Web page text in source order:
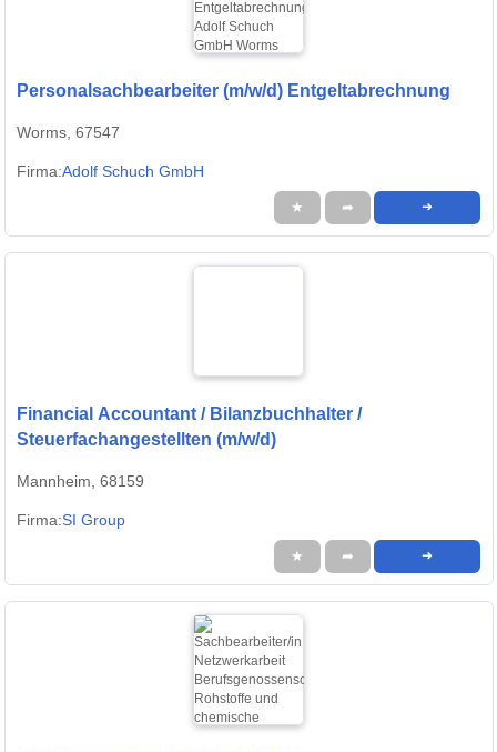
Personalsachbearbeiter (m/w/d) Entgeltabrechnung
Worms, 67547
Firma:Adolf Schuch GmbH
★ ➦ ➜
Financial Accountant / Bilanzbuchhalter /
Steuerfachangestellten (m/w/d)
Mannheim, 68159
Firma:SI Group
★ ➦ ➜